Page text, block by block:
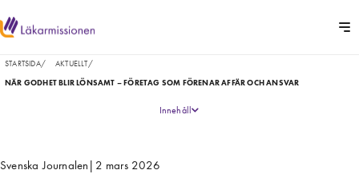
STARTSIDA/ AKTUELLT/
NÄR GODHET BLIR LÖNSAMT – FÖRETAG SOM FÖRENAR AFFÄR OCH ANSVAR
Innehåll
Svenska Journalen | 2 mars 2026